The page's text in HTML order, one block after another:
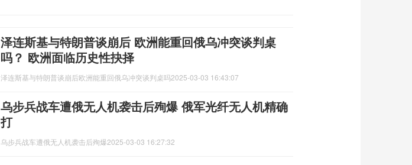
泽连斯基与特朗普谈崩后 欧洲能重回俄乌冲突谈判桌
吗？ 欧洲面临历史性抉择
泽连斯基与特朗普谈崩后欧洲能重回俄乌冲突谈判桌吗2025-03-03 16:43:07
乌步兵战车遭俄无人机袭击后殉爆 俄军光纤无人机精确
打
乌步兵战车遭俄无人机袭击后殉爆2025-03-03 16:27:32